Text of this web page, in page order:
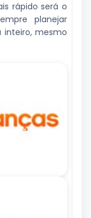
rápido será o
planejar
inteiro, mesmo